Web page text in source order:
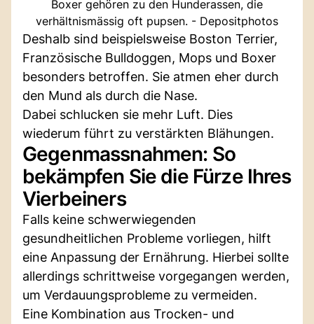
Boxer gehören zu den Hunderassen, die
verhältnismässig oft pupsen. - Depositphotos
Deshalb sind beispielsweise Boston Terrier,
Französische Bulldoggen, Mops und Boxer
besonders betroffen. Sie atmen eher durch
den Mund als durch die Nase.
Dabei schlucken sie mehr Luft. Dies
wiederum führt zu verstärkten Blähungen.
Gegenmassnahmen: So
bekämpfen Sie die Fürze Ihres
Vierbeiners
Falls keine schwerwiegenden
gesundheitlichen Probleme vorliegen, hilft
eine Anpassung der Ernährung. Hierbei sollte
allerdings schrittweise vorgegangen werden,
um Verdauungsprobleme zu vermeiden.
Eine Kombination aus Trocken- und